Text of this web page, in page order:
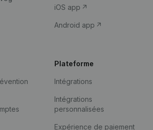
iOS app
Android app
Plateforme
Intégrations
Intégrations
personnalisées
Expérience de paiement